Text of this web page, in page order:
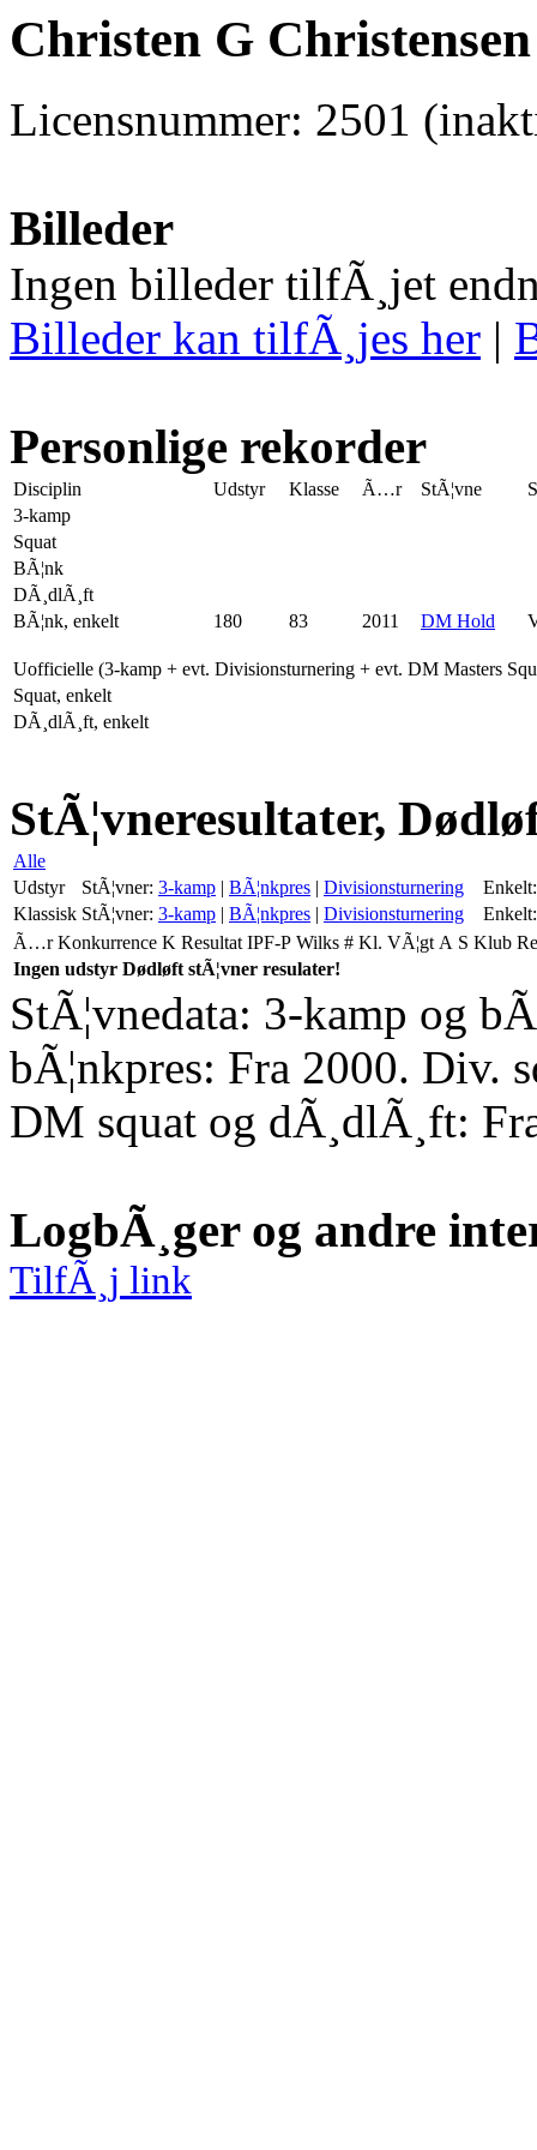
Christen G
Licensnummer: 2501
Billeder
Ingen billeder tilfÃ¸jet
Billeder kan tilfÃ¸jes her |
Personlige rekorder
Disciplin Udstyr Klasse Ã…r StÃ¦vne
3-kamp
Squat
BÃ¦nk
DÃ¸dlÃ¸ft
BÃ¦nk, enkelt
180 83 2011 DM Hold
Uofficielle (3-kamp + evt. Divisionsturnering + evt. DM Masters
Squat, enkelt
DÃ¸dlÃ¸ft, enkelt
StÃ¦vneresultater,
Alle
Udstyr
StÃ¦vner: 3-kamp | BÃ¦nkpres | Divisionsturnering
Enkelt:
Klassisk StÃ¦vner: 3-kamp | BÃ¦nkpres | Divisionsturnering
Enkelt:
Ã…r Konkurrence K Resultat IPF-P Wilks # Kl. VÃ¦gt A S Klub
Ingen udstyr Dødløft stÃ¦vner resulater!
StÃ¦vnedata: 3-kamp og
bÃ¦nkpres: Fra 2000. Div.
DM squat og dÃ¸dlÃ¸ft:
LogbÃ¸ger og andre
TilfÃ¸j link